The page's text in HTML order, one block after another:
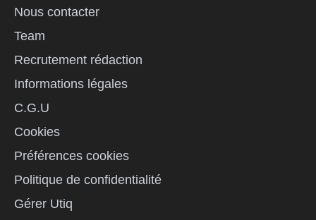
Nous contacter
Team
Recrutement rédaction
Informations légales
C.G.U
Cookies
Préférences cookies
Politique de confidentialité
Gérer Utiq